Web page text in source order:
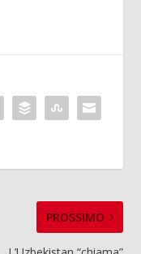
PROSSIMO